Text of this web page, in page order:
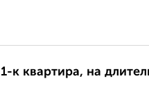
1-к квартира, на